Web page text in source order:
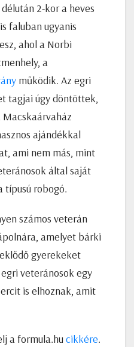
2-kor a heves
faluban ugyanis
ahol a Norbi
a
működik. Az egri
tagjai úgy döntöttek,
ajándékkal
ami nem más, mint
által saját
robogó.
számos veterán
amelyet bárki
gyerekeket
veteránosok egy
is elhoznak, amit
a formula.hu cikkére.